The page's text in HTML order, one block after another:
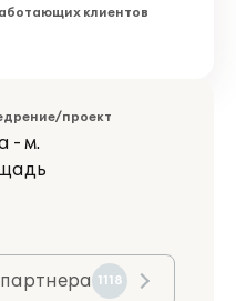
клиентов
проект
- м.
1118